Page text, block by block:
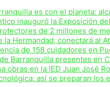
es con el planeta:
inauguró la Exposición
de 2 millones de
la Hermandad, conectará al
de 158 cuidadores en
Barranquilla presentes en
obras en la IED Juan José
así se preparan los